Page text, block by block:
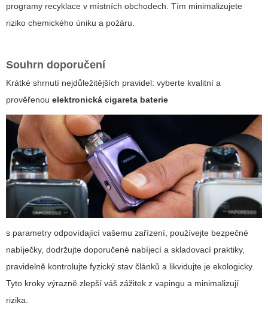
programy recyklace v místních obchodech. Tím minimalizujete
riziko chemického úniku a požáru.
Souhrn doporučení
Krátké shrnutí nejdůležitějších pravidel: vyberte kvalitní a
prověřenou elektronická cigareta baterie
s parametry odpovídající vašemu zařízení, používejte bezpečné
nabíječky, dodržujte doporučené nabíjecí a skladovací praktiky,
pravidelně kontrolujte fyzický stav článků a likvidujte je ekologicky.
Tyto kroky výrazně zlepší váš zážitek z vapingu a minimalizují
rizika.